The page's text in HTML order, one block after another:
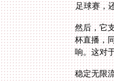
足球赛，
然后，它
杯直播，
响。这对
稳定无限